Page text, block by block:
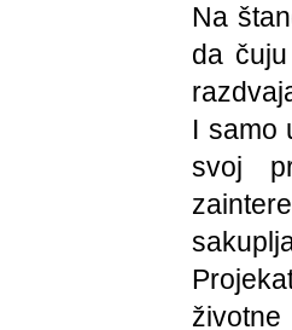
Na
da
I samo
svoj